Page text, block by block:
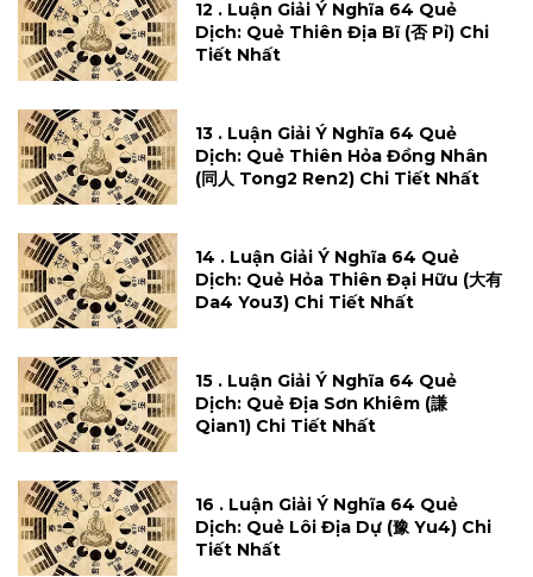
12 . Luận Giải Ý Nghĩa 64 Quẻ
Dịch: Quẻ Thiên Địa Bĩ (否 Pỉ) Chi
Tiết Nhất
13 . Luận Giải Ý Nghĩa 64 Quẻ
Dịch: Quẻ Thiên Hỏa Đồng Nhân
(同人 Tong2 Ren2) Chi Tiết Nhất
14 . Luận Giải Ý Nghĩa 64 Quẻ
Dịch: Quẻ Hỏa Thiên Đại Hữu (大有
Da4 You3) Chi Tiết Nhất
15 . Luận Giải Ý Nghĩa 64 Quẻ
Dịch: Quẻ Địa Sơn Khiêm (謙
Qian1) Chi Tiết Nhất
16 . Luận Giải Ý Nghĩa 64 Quẻ
Dịch: Quẻ Lôi Địa Dự (豫 Yu4) Chi
Tiết Nhất